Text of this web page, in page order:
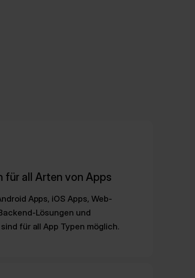
für all Arten von Apps
Apps, iOS Apps, Web-
Lösungen und
für all App Typen möglich.